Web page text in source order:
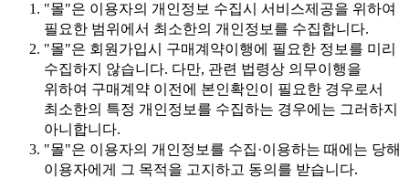
"몰"은 이용자의 개인정보 수집시 서비스제공을 위하여
필요한 범위에서 최소한의 개인정보를 수집합니다.
"몰"은 회원가입시 구매계약이행에 필요한 정보를 미리
수집하지 않습니다. 다만, 관련 법령상 의무이행을
위하여 구매계약 이전에 본인확인이 필요한 경우로서
최소한의 특정 개인정보를 수집하는 경우에는 그러하지
아니합니다.
"몰"은 이용자의 개인정보를 수집·이용하는 때에는 당해
이용자에게 그 목적을 고지하고 동의를 받습니다.